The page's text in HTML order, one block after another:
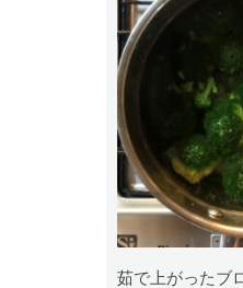
茹で上がったブ